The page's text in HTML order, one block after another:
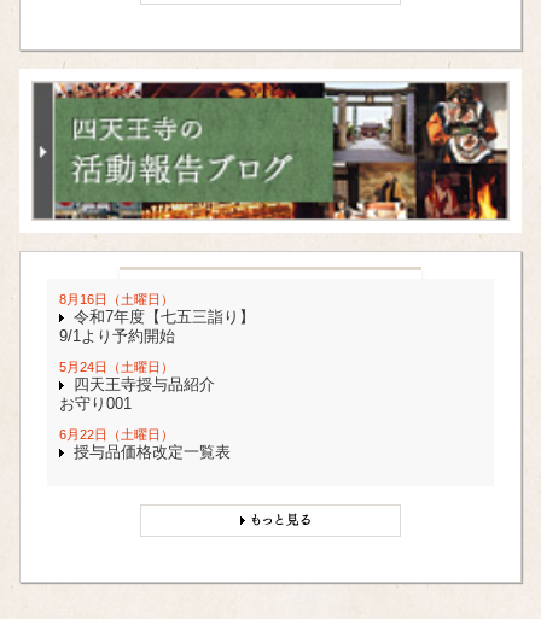
8月16日（土曜日）
令和7年度【七五三詣り】
9/1より予約開始
5月24日（土曜日）
四天王寺授与品紹介
お守り001
6月22日（土曜日）
授与品価格改定一覧表